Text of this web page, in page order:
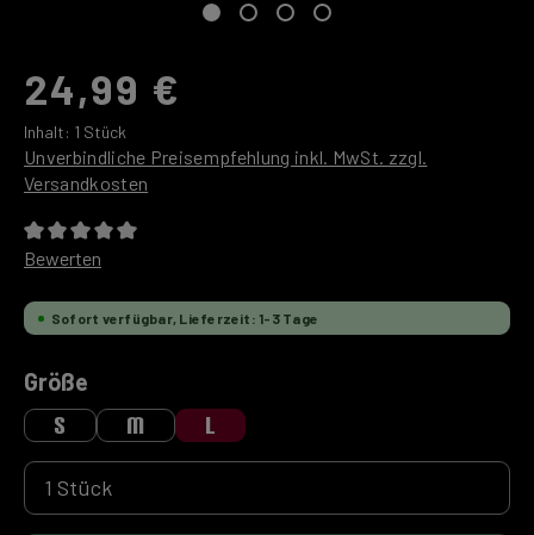
24,99 €
Inhalt: 1 Stück
Unverbindliche Preisempfehlung inkl. MwSt. zzgl.
Versandkosten
Durchschnittliche Bewertung von 0 von 5 Sternen
Bewerten
Sofort verfügbar, Lieferzeit: 1-3 Tage
Größe
S M L
Produkt Anzahl: Gib den gewünschten Wert